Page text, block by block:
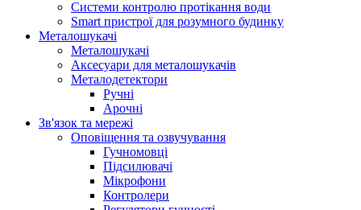
Системи контролю протікання води
Smart пристрої для розумного будинку
Металошукачі
Металошукачі
Аксесуари для металошукачів
Металодетектори
Ручні
Арочні
Зв'язок та мережі
Оповіщення та озвучування
Гучномовці
Підсилювачі
Мікрофони
Контролери